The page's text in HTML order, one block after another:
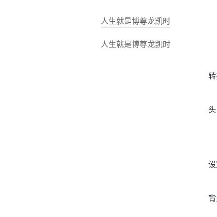
人生就是博尊龙凯时
人生就是博尊龙凯时